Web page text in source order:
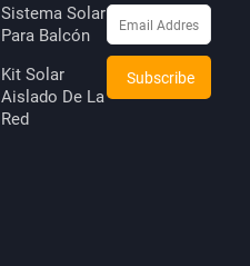
Sistema Solar
Para Balcón
Kit Solar
Aislado De La
Red